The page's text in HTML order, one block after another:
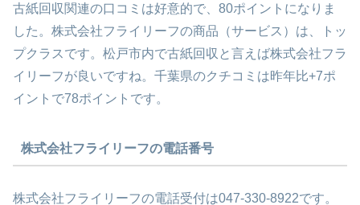
古紙回収関連の口コミは好意的で、80ポイントになりま
した。株式会社フライリーフの商品（サービス）は、トッ
プクラスです。松戸市内で古紙回収と言えば株式会社フラ
イリーフが良いですね。千葉県のクチコミは昨年比+7ポ
イントで78ポイントです。
株式会社フライリーフの電話番号
株式会社フライリーフの電話受付は047-330-8922です。